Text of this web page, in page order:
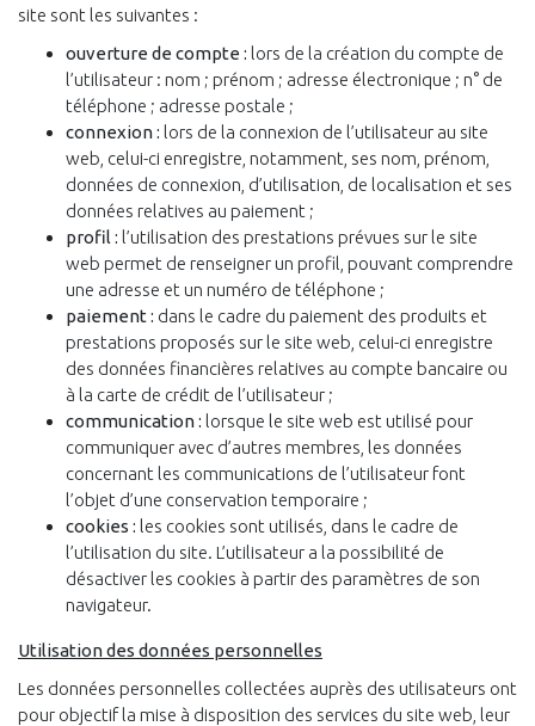
site sont les suivantes :
ouverture de compte : lors de la création du compte de
l’utilisateur : nom ; prénom ; adresse électronique ; n° de
téléphone ; adresse postale ;
connexion : lors de la connexion de l’utilisateur au site
web, celui-ci enregistre, notamment, ses nom, prénom,
données de connexion, d’utilisation, de localisation et ses
données relatives au paiement ;
profil : l’utilisation des prestations prévues sur le site
web permet de renseigner un profil, pouvant comprendre
une adresse et un numéro de téléphone ;
paiement : dans le cadre du paiement des produits et
prestations proposés sur le site web, celui-ci enregistre
des données financières relatives au compte bancaire ou
à la carte de crédit de l’utilisateur ;
communication : lorsque le site web est utilisé pour
communiquer avec d’autres membres, les données
concernant les communications de l’utilisateur font
l’objet d’une conservation temporaire ;
cookies : les cookies sont utilisés, dans le cadre de
l’utilisation du site. L’utilisateur a la possibilité de
désactiver les cookies à partir des paramètres de son
navigateur.
Utilisation des données personnelles
Les données personnelles collectées auprès des utilisateurs ont
pour objectif la mise à disposition des services du site web, leur